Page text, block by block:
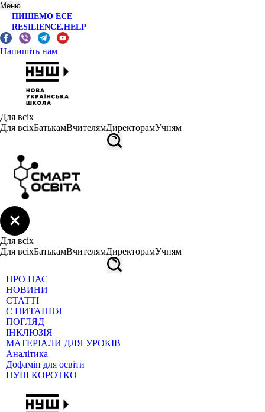
Меню
ПИШЕМО ЕСЕ
RESILIENCE.HELP
Напишіть нам
Для всіх
Для всіхБатькамВчителямДиректорамУчням
Для всіх
Для всіхБатькамВчителямДиректорамУчням
ПРО НАС
НОВИНИ
СТАТТІ
Є ПИТАННЯ
ПОГЛЯД
ІНКЛЮЗІЯ
МАТЕРІАЛИ ДЛЯ УРОКІВ
Аналітика
Дофамін для освіти
НУШ КОРОТКО